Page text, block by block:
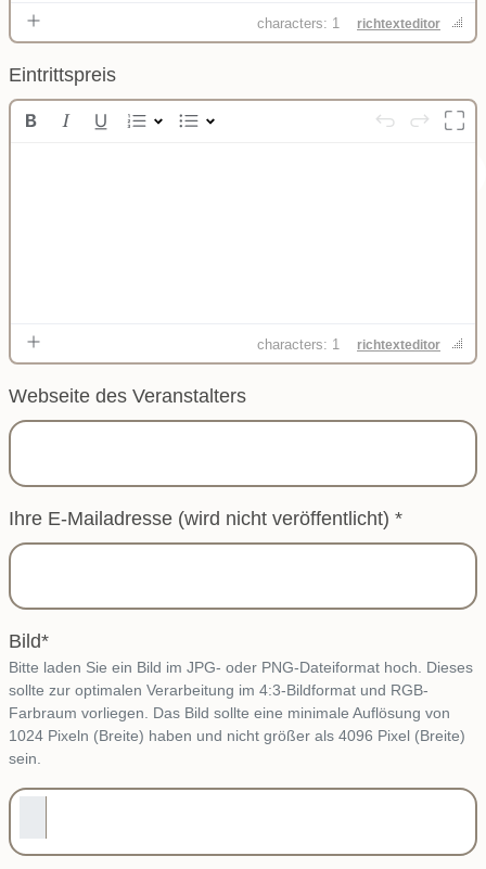
characters: 1 richtexteditor
Eintrittspreis
characters: 1 richtexteditor
Webseite des Veranstalters
Ihre E-Mailadresse (wird nicht veröffentlicht) *
Bild*
Bitte laden Sie ein Bild im JPG- oder PNG-Dateiformat hoch. Dieses
sollte zur optimalen Verarbeitung im 4:3-Bildformat und RGB-
Farbraum vorliegen. Das Bild sollte eine minimale Auflösung von
1024 Pixeln (Breite) haben und nicht größer als 4096 Pixel (Breite)
sein.